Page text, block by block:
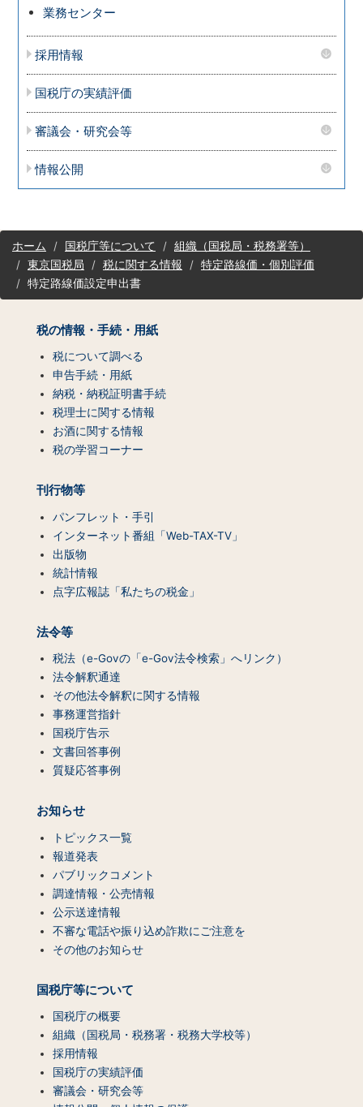
業務センター
採用情報
国税庁の実績評価
審議会・研究会等
情報公開
サ
イホーム 国税庁等について
組織（国税局・税務署等）
東京国税局
税に関する情報
特定路線価・個別評価
特定路線価設定申出書
税の情報・手続・用紙
税について調べる
申告手続・用紙
納税・納税証明書手続
税理士に関する情報
お酒に関する情報
税の学習コーナー
刊行物等
パンフレット・手引
インターネット番組「Web-TAX-TV」
出版物
統計情報
点字広報誌「私たちの税金」
法令等
税法（e-Govの「e-Gov法令検索」へリンク）
法令解釈通達
その他法令解釈に関する情報
事務運営指針
国税庁告示
文書回答事例
質疑応答事例
お知らせ
トピックス一覧
報道発表
パブリックコメント
調達情報・公売情報
公示送達情報
不審な電話や振り込め詐欺にご注意を
その他のお知らせ
国税庁等について
国税庁の概要
組織（国税局・税務署・税務大学校等）
採用情報
国税庁の実績評価
審議会・研究会等